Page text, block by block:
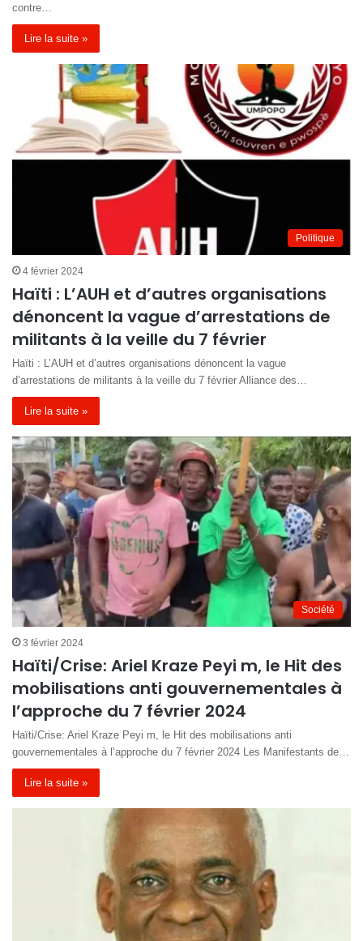
contre…
Lire la suite »
Politique
4 février 2024
Haïti : L’AUH et d’autres organisations
dénoncent la vague d’arrestations de
militants à la veille du 7 février
Haïti : L’AUH et d’autres organisations dénoncent la vague
d’arrestations de militants à la veille du 7 février Alliance des…
Lire la suite »
Société
3 février 2024
Haïti/Crise: Ariel Kraze Peyi m, le Hit des
mobilisations anti gouvernementales à
l’approche du 7 février 2024
Haïti/Crise: Ariel Kraze Peyi m, le Hit des mobilisations anti
gouvernementales à l’approche du 7 février 2024 Les Manifestants de…
Lire la suite »